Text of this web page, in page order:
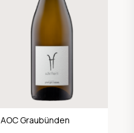
AOC Graubünden